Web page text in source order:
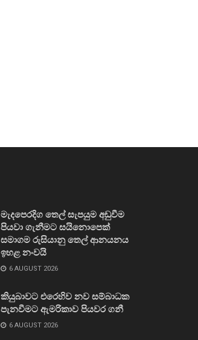
මැදපෙරදිග තෙල් සැපයුම අඩුවීම
පියවා ගැනීමට සයිනොපෙක්
සමාගම රුසියානු තෙල් ආනයනය
ඉහළ නංවයි
6 AUGUST 2026
කියුබාවට එරෙහිව නව සම්බාධක
පැනවීමට ඇමරිකාව පියවර ගනී
6 AUGUST 2026